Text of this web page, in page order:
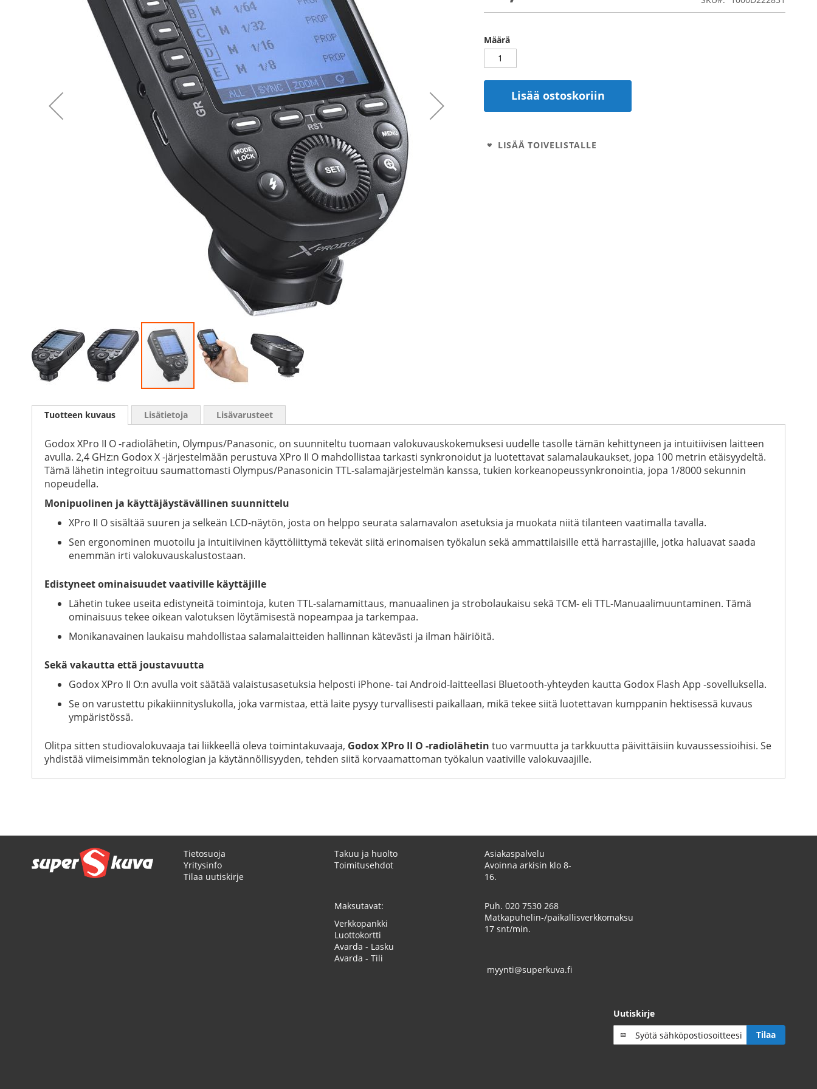
Määrä
Lisää ostoskoriin
LISÄÄ TOIVELISTALLE
to
images
gallery
Tuotteen kuvaus
Godox XPro II O -radiolähetin, Olympus/Panasonic, on suunniteltu tuomaan valokuvauskokemuksesi uudelle tasolle tämän kehittyneen ja intuitiivisen laitteen
avulla. 2,4 GHz:n Godox X -järjestelmään perustuva XPro II O mahdollistaa tarkasti synkronoidut ja luotettavat salamalaukaukset, jopa 100 metrin etäisyydeltä.
Tämä lähetin integroituu saumattomasti Olympus/Panasonicin TTL-salamajärjestelmän kanssa, tukien korkeanopeussynkronointia, jopa 1/8000 sekunnin
nopeudella.
Monipuolinen ja käyttäjäystävällinen suunnittelu
XPro II O sisältää suuren ja selkeän LCD-näytön, josta on helppo seurata salamavalon asetuksia ja muokata niitä tilanteen vaatimalla tavalla.
Sen ergonominen muotoilu ja intuitiivinen käyttöliittymä tekevät siitä erinomaisen työkalun sekä ammattilaisille että harrastajille, jotka haluavat saada
enemmän irti valokuvauskalustostaan.
Edistyneet ominaisuudet vaativille käyttäjille
Lähetin tukee useita edistyneitä toimintoja, kuten TTL-salamamittaus, manuaalinen ja strobolaukaisu sekä TCM- eli TTL-Manuaalimuuntaminen. Tämä
ominaisuus tekee oikean valotuksen löytämisestä nopeampaa ja tarkempaa.
Monikanavainen laukaisu mahdollistaa salamalaitteiden hallinnan kätevästi ja ilman häiriöitä.
Sekä vakautta että joustavuutta
Godox XPro II O:n avulla voit säätää valaistusasetuksia helposti iPhone- tai Android-laitteellasi Bluetooth-yhteyden kautta Godox Flash App -sovelluksella.
Se on varustettu pikakiinnityslukolla, joka varmistaa, että laite pysyy turvallisesti paikallaan, mikä tekee siitä luotettavan kumppanin hektisessä kuvaus
ympäristössä.
Olitpa sitten studiovalokuvaaja tai liikkeellä oleva toimintakuvaaja, Godox XPro II O -radiolähetin tuo varmuutta ja tarkkuutta päivittäisiin kuvaussessioihisi. Se
yhdistää viimeisimmän teknologian ja käytännöllisyyden, tehden siitä korvaamattoman työkalun vaativille valokuvaajille.
Lisätietoja Lisävarusteet
Tietosuoja
Yritysinfo
Tilaa uutiskirje
Takuu ja huolto
Toimitusehdot
Maksutavat:
Verkkopankki
Luottokortti
Avarda - Lasku
Avarda - Tili
Asiakaspalvelu
Avoinna arkisin klo 8-
16.
Puh. 020 7530 268
Matkapuhelin-/paikallisverkkomaksu
17 snt/min.
myynti@superkuva.fi
Uutiskirje
Tilaa
uutiskirje
Tilaa